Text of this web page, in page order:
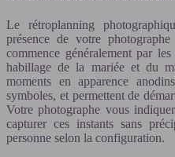
Le rétroplanning
présence de votre
commence généralement par
habillage de la mariée et du
moments en apparence
symboles, et permettent de
Votre photographe vous
capturer ces instants sans
personne selon la configuration.